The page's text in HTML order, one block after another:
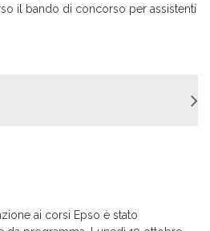
il bando di concorso per assistenti
ai corsi Epso è stato